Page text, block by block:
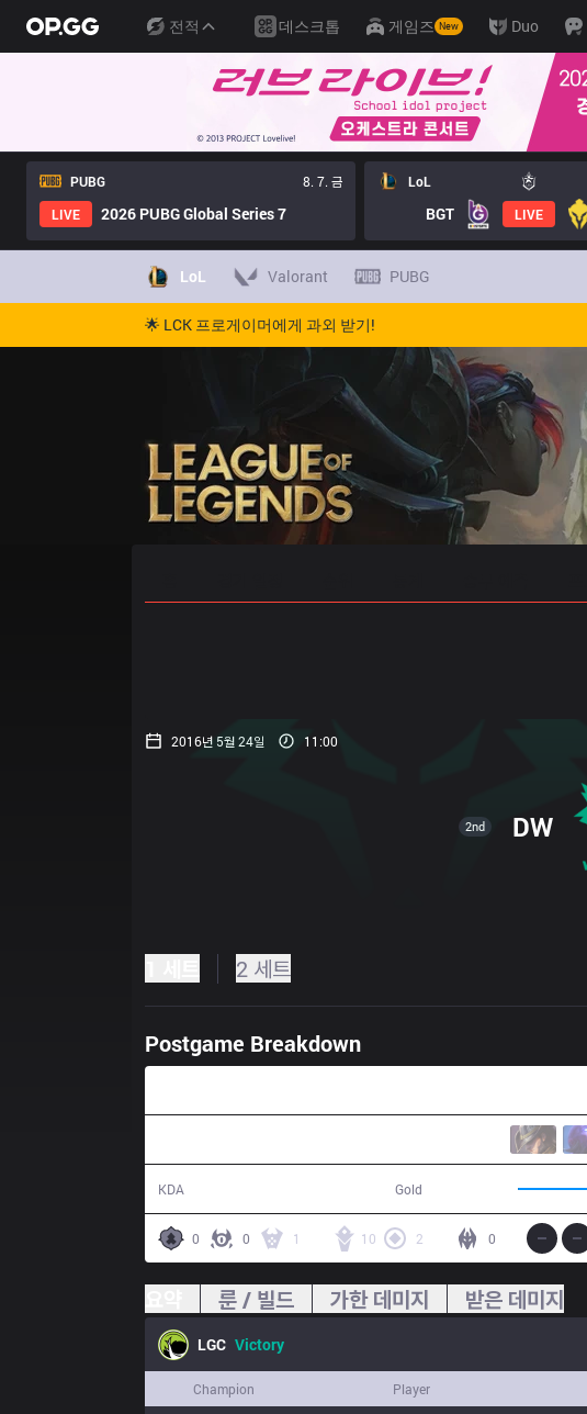
전적 데스크톱 게임즈 New Duo
PUBG
8. 7. 금
LIVE
2026 PUBG Global Series 7
LoL
BGT LIVE
LoL Valorant PUBG
🌟 LCK 프로게이머에게 과외 받기!
2016년 5월 24일 11:00
2nd DW
2 세트
Postgame Breakdown
KDA Gold
0 0 1 10 2 0
룬 / 빌드 가한 데미지 받은 데미지
LGC Victory
Champion Player